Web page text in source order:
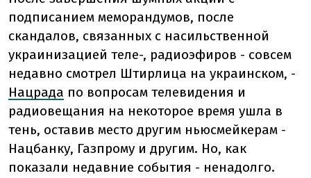
подписанием меморандумов, после
скандалов, связанных с насильственной
украинизацией теле-, радиоэфиров - совсем
недавно смотрел Штирлица на украинском, -
Нацрада по вопросам телевидения и
радиовещания на некоторое время ушла в
тень, оставив место другим ньюсмейкерам -
Нацбанку, Газпрому и другим. Но, как
показали недавние события - ненадолго.